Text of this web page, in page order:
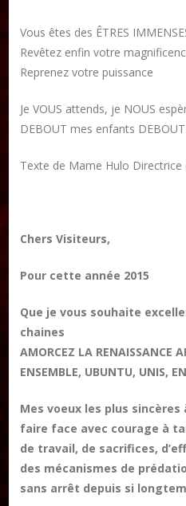
Vous êtes des ÊTRES
Revêtez enfin votre
Reprenez votre puissance
Je VOUS attends, je NOUS
DEBOUT mes enfants DEBOUT
Texte de Mame Hulo
Chers Visiteurs,
Pour cette année 2015
Que je vous souhaite
chaines
AMORCEZ LA RENAISSANCE
ENSEMBLE, UBUNTU, UNIS,
Mes voeux les plus
faire face avec courage à
de travail, de sacrifices,
des mécanismes de
sans arrêt depuis si